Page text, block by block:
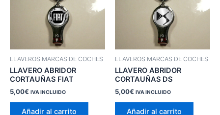
LLAVEROS MARCAS DE COCHES
LLAVERO ABRIDOR
CORTAUÑAS FIAT
5,00€ IVA INCLUIDO
Añadir al carrito
LLAVEROS MARCAS DE COCHES
LLAVERO ABRIDOR
CORTAUÑAS DS
5,00€ IVA INCLUIDO
Añadir al carrito